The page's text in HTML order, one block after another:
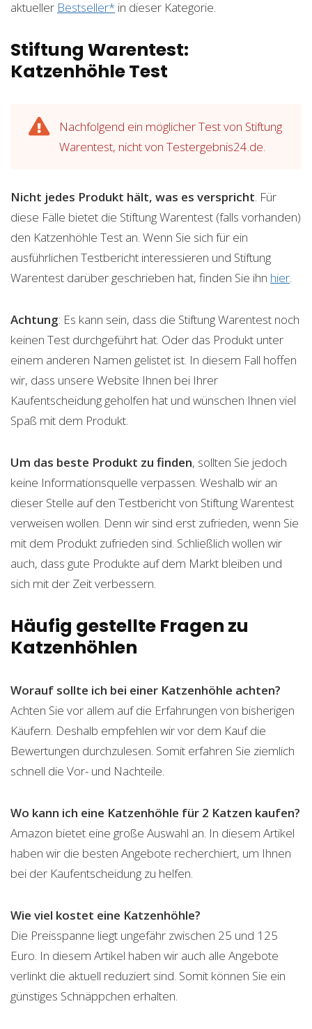
aktueller Bestseller* in dieser Kategorie.
Stiftung Warentest:
Katzenhöhle Test
Nachfolgend ein möglicher Test von Stiftung
Warentest, nicht von Testergebnis24.de.
Nicht jedes Produkt hält, was es verspricht. Für
diese Fälle bietet die Stiftung Warentest (falls vorhanden)
den Katzenhöhle Test an. Wenn Sie sich für ein
ausführlichen Testbericht interessieren und Stiftung
Warentest darüber geschrieben hat, finden Sie ihn hier.
Achtung: Es kann sein, dass die Stiftung Warentest noch
keinen Test durchgeführt hat. Oder das Produkt unter
einem anderen Namen gelistet ist. In diesem Fall hoffen
wir, dass unsere Website Ihnen bei Ihrer
Kaufentscheidung geholfen hat und wünschen Ihnen viel
Spaß mit dem Produkt.
Um das beste Produkt zu finden, sollten Sie jedoch
keine Informationsquelle verpassen. Weshalb wir an
dieser Stelle auf den Testbericht von Stiftung Warentest
verweisen wollen. Denn wir sind erst zufrieden, wenn Sie
mit dem Produkt zufrieden sind. Schließlich wollen wir
auch, dass gute Produkte auf dem Markt bleiben und
sich mit der Zeit verbessern.
Häufig gestellte Fragen zu
Katzenhöhlen
Worauf sollte ich bei einer Katzenhöhle achten?
Achten Sie vor allem auf die Erfahrungen von bisherigen
Käufern. Deshalb empfehlen wir vor dem Kauf die
Bewertungen durchzulesen. Somit erfahren Sie ziemlich
schnell die Vor- und Nachteile.
Wo kann ich eine Katzenhöhle für 2 Katzen kaufen?
Amazon bietet eine große Auswahl an. In diesem Artikel
haben wir die besten Angebote recherchiert, um Ihnen
bei der Kaufentscheidung zu helfen.
Wie viel kostet eine Katzenhöhle?
Die Preisspanne liegt ungefähr zwischen 25 und 125
Euro. In diesem Artikel haben wir auch alle Angebote
verlinkt die aktuell reduziert sind. Somit können Sie ein
günstiges Schnäppchen erhalten.